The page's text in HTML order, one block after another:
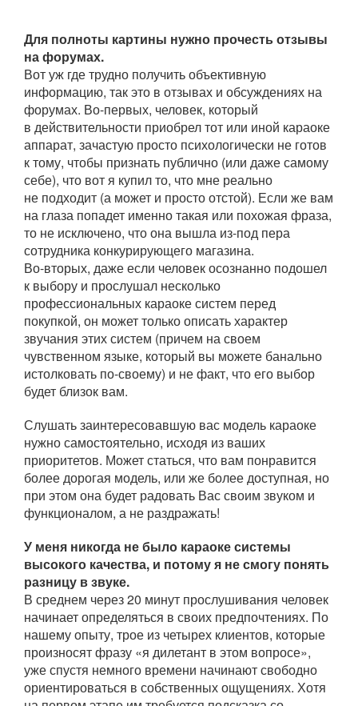
Для полноты картины нужно прочесть отзывы
на форумах.
Вот уж где трудно получить объективную
информацию, так это в отзывах и обсуждениях на
форумах. Во-первых, человек, который
в действительности приобрел тот или иной караоке
аппарат, зачастую просто психологически не готов
к тому, чтобы признать публично (или даже самому
себе), что вот я купил то, что мне реально
не подходит (а может и просто отстой). Если же вам
на глаза попадет именно такая или похожая фраза,
то не исключено, что она вышла из-под пера
сотрудника конкурирующего магазина.
Во-вторых, даже если человек осознанно подошел
к выбору и прослушал несколько
профессиональных караоке систем перед
покупкой, он может только описать характер
звучания этих систем (причем на своем
чувственном языке, который вы можете банально
истолковать по-своему) и не факт, что его выбор
будет близок вам.
Слушать заинтересовавшую вас модель караоке
нужно самостоятельно, исходя из ваших
приоритетов. Может статься, что вам понравится
более дорогая модель, или же более доступная, но
при этом она будет радовать Вас своим звуком и
функционалом, а не раздражать!
У меня никогда не было караоке системы
высокого качества, и потому я не смогу понять
разницу в звуке.
В среднем через 20 минут прослушивания человек
начинает определяться в своих предпочтениях. По
нашему опыту, трое из четырех клиентов, которые
произносят фразу «я дилетант в этом вопросе»,
уже спустя немного времени начинают свободно
ориентироваться в собственных ощущениях. Хотя